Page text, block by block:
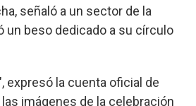
señaló a un sector de la
un beso dedicado a su círculo
expresó la cuenta oficial de
imágenes de la celebración